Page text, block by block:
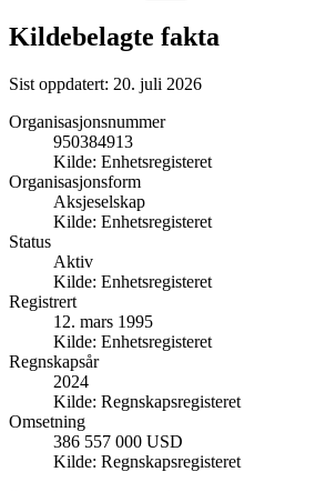
Kildebelagte fakta
Sist oppdatert: 20. juli 2026
Organisasjonsnummer
950384913
Kilde: Enhetsregisteret
Organisasjonsform
Aksjeselskap
Kilde: Enhetsregisteret
Status
Aktiv
Kilde: Enhetsregisteret
Registrert
12. mars 1995
Kilde: Enhetsregisteret
Regnskapsår
2024
Kilde: Regnskapsregisteret
Omsetning
386 557 000 USD
Kilde: Regnskapsregisteret